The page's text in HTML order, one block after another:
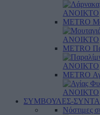
ΑΝΟΙΚΤΟ
METRO
ΑΝΟΙΚΤΟ
METRO
ΑΝΟΙΚΤΟ
METRO
ΑΝΟΙΚΤΟ
ΣΥΜΒΟΥΛΕΣ-
Νόστιμες